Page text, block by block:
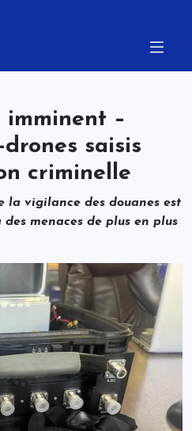
–
saisis
criminelle
la vigilance des douanes est
menaces de plus en plus